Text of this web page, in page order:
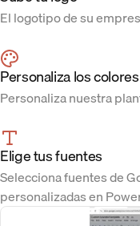
El logotipo de su
Personaliza los colores
Personaliza nuestra
Elige tus fuentes
Selecciona fuentes de
personalizadas en